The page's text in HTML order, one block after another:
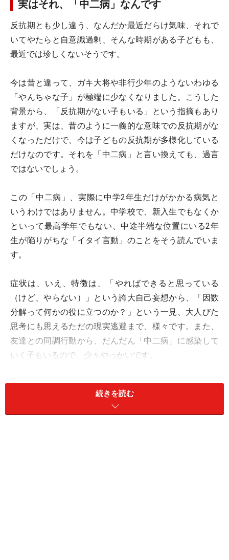
実はそれ、「中二病」なんです
反抗期とも少し違う、なんだか最近だらけ気味、それで
いてやたらと自意識過剰、そんな時期がある子どもも、
最近では珍しくないそうです。
今は昔と違って、ガキ大将や非行少年のようないわゆる
「やんちゃな子」が極端に少なくなりました。こうした
背景から、「反抗期がない子もいる」という指摘もあり
ますが、実は、昔のように一義的な意味での反抗期がな
くなっただけで、今は子どもの反抗期が多様化している
だけなのです。それを「中二病」と言い換えても、過言
ではないでしょう。
この「中二病」、実際に中学2年生だけがかかる病気と
いうわけではありません。中学校で、新入生でもなくか
といって最高学年でもない、中途半端な位置にいる2年
生が陥りがちな「イタイ言動」のことをそう読んでいま
す。
症状は、いえ、特徴は、「やればできると思っている
（けど、やらない）」という誇大自己妄想から、「因数
分解って何かの役に立つのか？」という一見、大人びた
思考にも思えるただの現実逃避まで、様々です。また、
友達との同調行動から、だんだん「中二病」に感染して
いく子もいるので、少々やっかいです。
この「中二病」、こじらせてしまうと高校受験どころで
はなくなってしまうので注意が必要です。
続きを読む